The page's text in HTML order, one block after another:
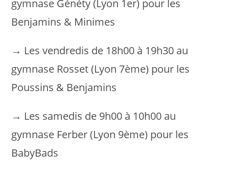
gymnase Généty (Lyon 1er) pour les
Benjamins & Minimes
→ Les vendredis de 18h00 à 19h30 au
gymnase Rosset (Lyon 7ème) pour les
Poussins & Benjamins
→ Les samedis de 9h00 à 10h00 au
gymnase Ferber (Lyon 9ème) pour les
BabyBads